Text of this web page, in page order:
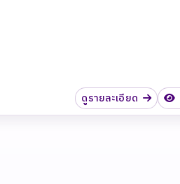
ดูรายละเอียด